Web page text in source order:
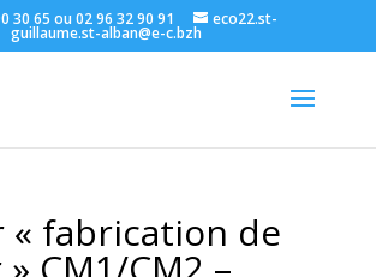
30 65 ou 02 96 32 90 91 eco22.st-
guillaume.st-alban@e-c.bzh
« fabrication de